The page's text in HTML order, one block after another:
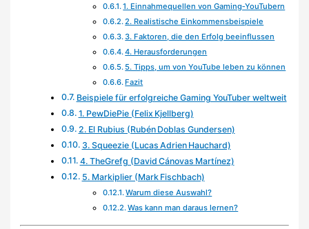
1. Einnahmequellen von Gaming‑YouTubern
2. Realistische Einkommensbeispiele
3. Faktoren, die den Erfolg beeinflussen
4. Herausforderungen
5. Tipps, um von YouTube leben zu können
Fazit
Beispiele für erfolgreiche Gaming YouTuber weltweit
1. PewDiePie (Felix Kjellberg)
2. El Rubius (Rubén Doblas Gundersen)
3. Squeezie (Lucas Adrien Hauchard)
4. TheGrefg (David Cánovas Martínez)
5. Markiplier (Mark Fischbach)
Warum diese Auswahl?
Was kann man daraus lernen?